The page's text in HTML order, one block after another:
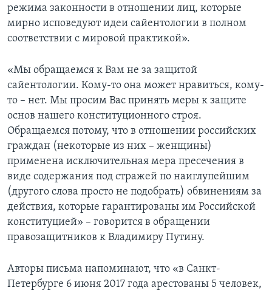
режима законности в отношении лиц, которые
мирно исповедуют идеи сайентологии в полном
соответствии с мировой практикой».
«Мы обращаемся к Вам не за защитой
сайентологии. Кому-то она может нравиться, кому-
то – нет. Мы просим Вас принять меры к защите
основ нашего конституционного строя.
Обращаемся потому, что в отношении российских
граждан (некоторые из них – женщины)
применена исключительная мера пресечения в
виде содержания под стражей по наиглупейшим
(другого слова просто не подобрать) обвинениям за
действия, которые гарантированы им Российской
конституцией» – говорится в обращении
правозащитников к Владимиру Путину.
Авторы письма напоминают, что «в Санкт-
Петербурге 6 июня 2017 года арестованы 5 человек,